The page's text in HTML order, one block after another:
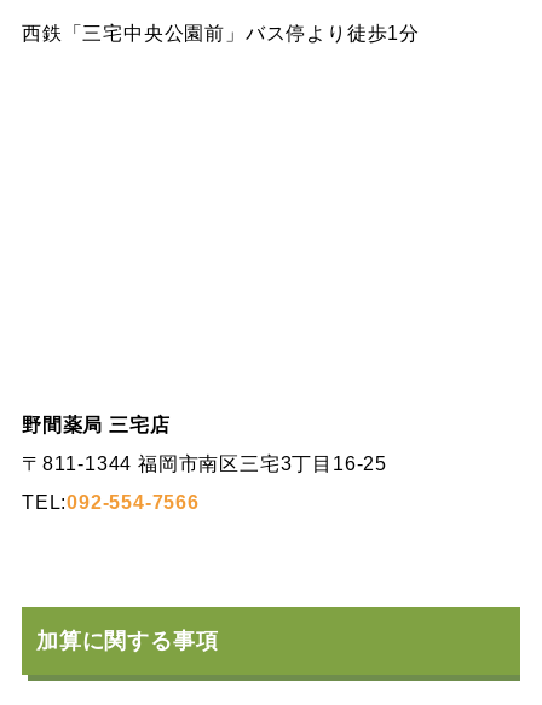
西鉄「三宅中央公園前」バス停より徒歩1分
野間薬局 三宅店
〒811-1344 福岡市南区三宅3丁目16-25
TEL:092-554-7566
加算に関する事項